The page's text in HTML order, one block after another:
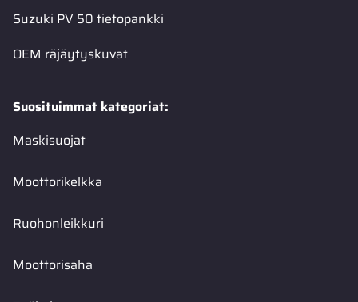
Suzuki PV 50 tietopankki
OEM räjäytyskuvat
Suosituimmat kategoriat:
Maskisuojat
Moottorikelkka
Ruohonleikkuri
Moottorisaha